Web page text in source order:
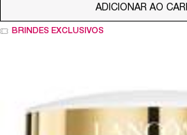
ADICIONAR AO
BRINDES EXCLUSIVOS